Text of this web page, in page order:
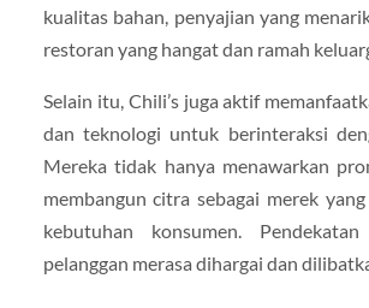
kualitas bahan, penyajian yang
restoran yang hangat dan ramah
Selain itu, Chili’s juga aktif
dan teknologi untuk berinteraksi
Mereka tidak hanya menawarkan
membangun citra sebagai merek
kebutuhan konsumen.
pelanggan merasa dihargai dan